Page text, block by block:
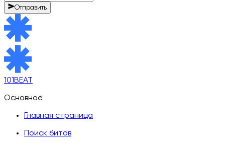
Отправить
101BEAT
Основное
Главная страница
Поиск битов